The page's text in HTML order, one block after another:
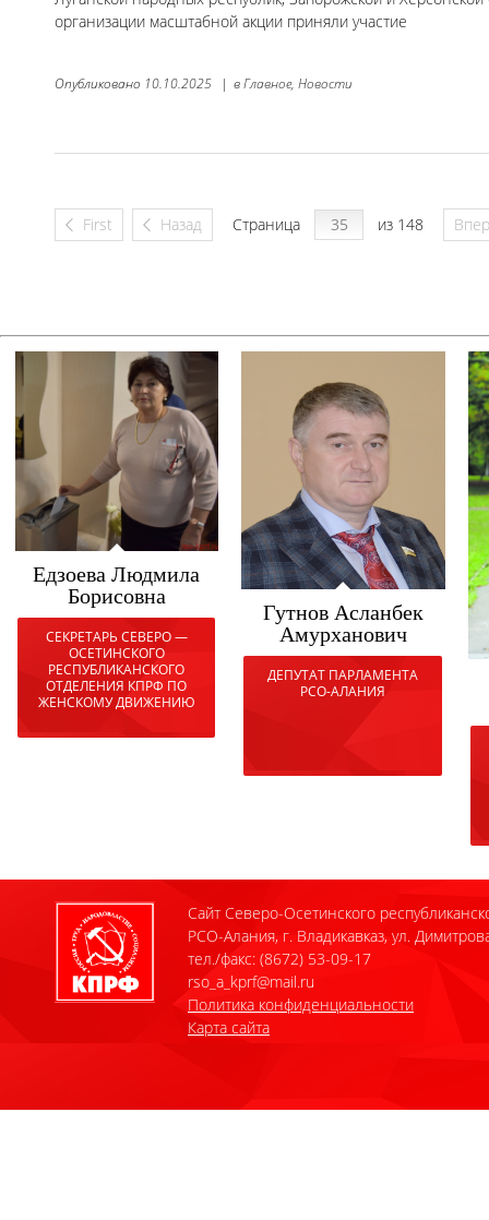
организации масштабной акции приняли участие
Опубликовано 10.10.2025 | вГлавное, Новости
First Назад Страница из 148
Едзоева Людмила
Борисовна
СЕКРЕТАРЬ СЕВЕРО —
ОСЕТИНСКОГО
РЕСПУБЛИКАНСКОГО
ОТДЕЛЕНИЯ КПРФ ПО
ЖЕНСКОМУ ДВИЖЕНИЮ
Гутнов Асланбек
Амурханович
ДЕПУТАТ ПАРЛАМЕНТА
РСО-АЛАНИЯ
Сайт Северо-Осетинского
РСО-Алания, г. Владикавказ, ул.
тел./факс: (8672) 53-09-17
rso_a_kprf@mail.ru
Политика конфиденциальности
Карта сайта